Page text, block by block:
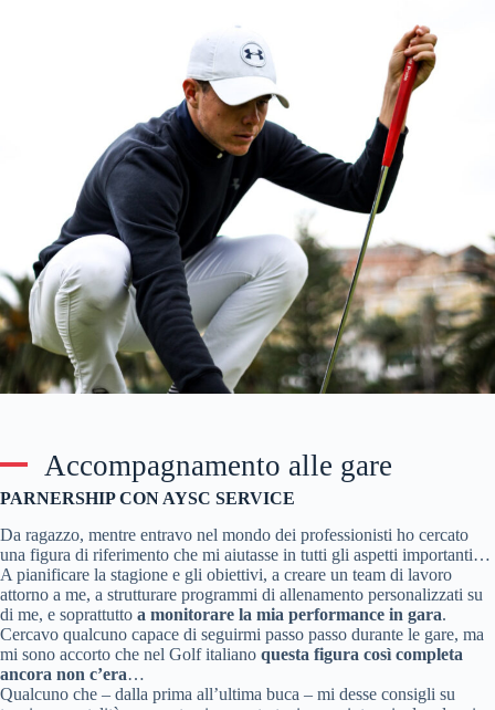
Accompagnamento alle gare
PARNERSHIP CON AYSC SERVICE
Da ragazzo, mentre entravo nel mondo dei professionisti ho cercato
una figura di riferimento che mi aiutasse in tutti gli aspetti importanti…
A pianificare la stagione e gli obiettivi, a creare un team di lavoro
attorno a me, a strutturare programmi di allenamento personalizzati su
di me, e soprattutto a monitorare la mia performance in gara.
Cercavo qualcuno capace di seguirmi passo passo durante le gare, ma
mi sono accorto che nel Golf italiano questa figura così completa
ancora non c’era…
Qualcuno che – dalla prima all’ultima buca – mi desse consigli su